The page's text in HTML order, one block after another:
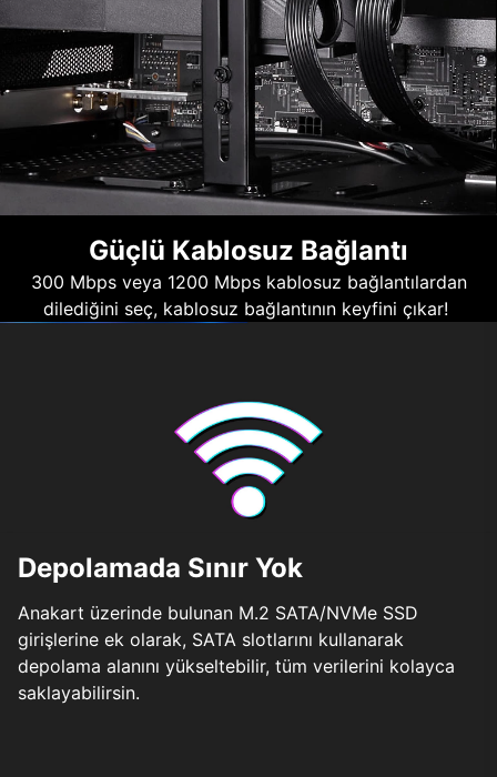
Güçlü Kablosuz Bağlantı
300 Mbps veya 1200 Mbps kablosuz bağlantılardan
dilediğini seç, kablosuz bağlantının keyfini çıkar!
Depolamada Sınır Yok
Anakart üzerinde bulunan M.2 SATA/NVMe SSD
girişlerine ek olarak, SATA slotlarını kullanarak
depolama alanını yükseltebilir, tüm verilerini kolayca
saklayabilirsin.